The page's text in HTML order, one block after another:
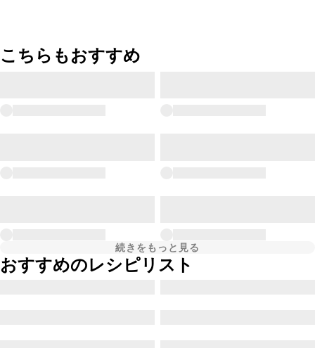
こちらもおすすめ
続きをもっと見る
おすすめのレシピリスト